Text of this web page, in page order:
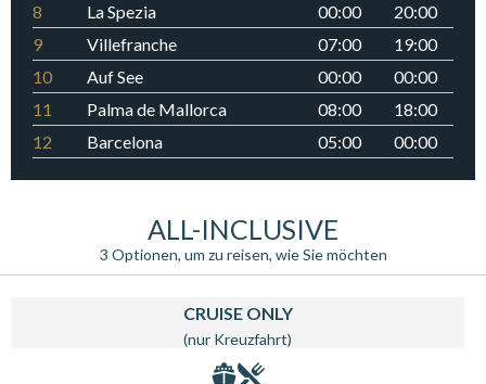
8 La Spezia 00:00
20:00
9
Villefranche 07:00
19:00
10
Auf See 00:00
00:00
11
Palma de Mallorca 08:00
18:00
12
Barcelona 05:00 00:00
ALL-INCLUSIVE
3 Optionen, um zu reisen, wie Sie möchten
CRUISE ONLY
(nur Kreuzfahrt)